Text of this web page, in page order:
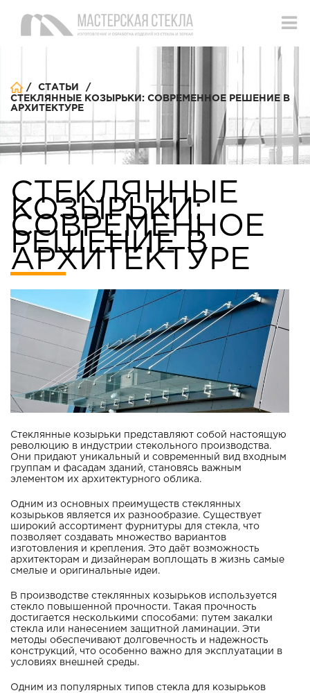
/ CТАТЬИ
/
СТЕКЛЯННЫЕ КОЗЫРЬКИ: СОВРЕМЕННОЕ РЕШЕНИЕ В
АРХИТЕКТУРЕ
СТЕКЛЯННЫЕ
КОЗЫРЬКИ:
СОВРЕМЕННОЕ
РЕШЕНИЕ В
АРХИТЕКТУРЕ
Стеклянные козырьки представляют собой настоящую
революцию в индустрии стекольного производства.
Они придают уникальный и современный вид входным
группам и фасадам зданий, становясь важным
элементом их архитектурного облика.
Одним из основных преимуществ стеклянных
козырьков является их разнообразие. Существует
широкий ассортимент фурнитуры для стекла, что
позволяет создавать множество вариантов
изготовления и крепления. Это даёт возможность
архитекторам и дизайнерам воплощать в жизнь самые
смелые и оригинальные идеи.
В производстве стеклянных козырьков используется
стекло повышенной прочности. Такая прочность
достигается несколькими способами: путем закалки
стекла или нанесением защитной ламинации. Эти
методы обеспечивают долговечность и надежность
конструкций, что особенно важно для эксплуатации в
условиях внешней среды.
Одним из популярных типов стекла для козырьков